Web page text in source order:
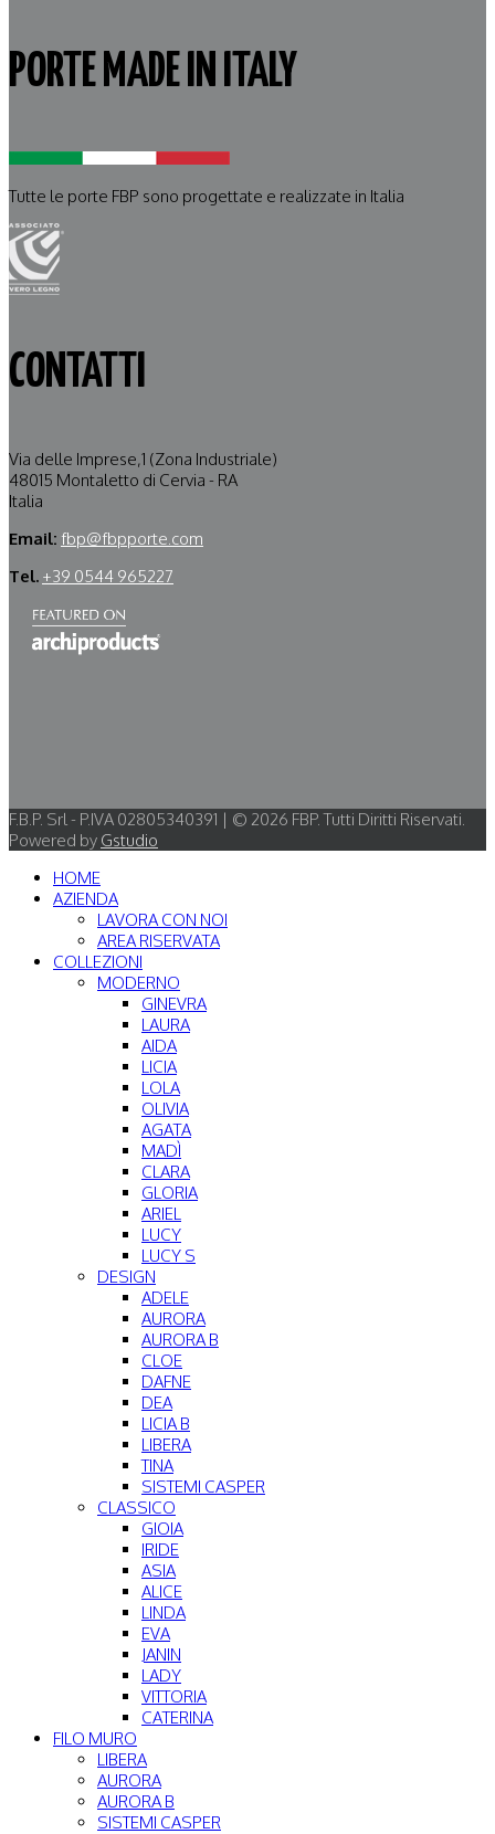
PORTE MADE IN ITALY
Tutte le porte FBP sono progettate e realizzate in Italia
CONTATTI
Via delle Imprese,1 (Zona Industriale)
48015 Montaletto di Cervia - RA
Italia
Email: fbp@fbpporte.com
Tel. +39 0544 965227
F.B.P. Srl - P.IVA 02805340391 | © 2026 FBP. Tutti Diritti Riservati.
Powered by Gstudio
HOME
AZIENDA
LAVORA CON NOI
AREA RISERVATA
COLLEZIONI
MODERNO
GINEVRA
LAURA
AIDA
LICIA
LOLA
OLIVIA
AGATA
MADÌ
CLARA
GLORIA
ARIEL
LUCY
LUCY S
DESIGN
ADELE
AURORA
AURORA B
CLOE
DAFNE
DEA
LICIA B
LIBERA
TINA
SISTEMI CASPER
CLASSICO
GIOIA
IRIDE
ASIA
ALICE
LINDA
EVA
JANIN
LADY
VITTORIA
CATERINA
FILO MURO
LIBERA
AURORA
AURORA B
SISTEMI CASPER